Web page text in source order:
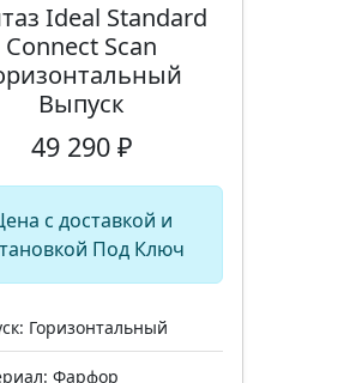
Ideal Standard
Connect Scan
Выпуск
49 290 ₽
с доставкой и
Под Ключ
Горизонтальный
Фарфор